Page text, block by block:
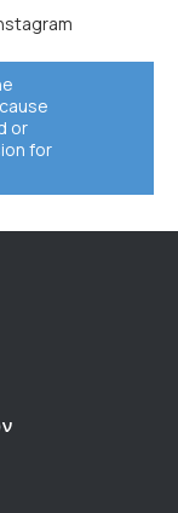
or
for